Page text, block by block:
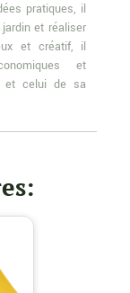
pratiques, il
et réaliser
et créatif, il
et
et celui de sa